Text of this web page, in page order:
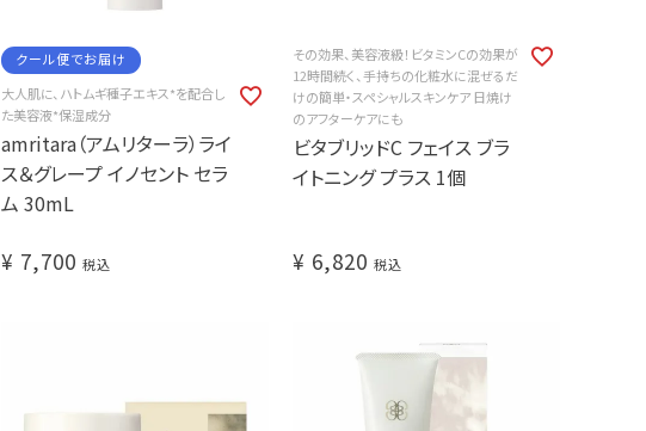
クール便でお届け
大人肌に、ハトムギ種子エキス*を配合し
た美容液*保湿成分
amritara（アムリターラ）ライ
ス＆グレープ イノセント セラ
ム 30mL
¥ 7,700 税込
その効果、美容液級！ビタミンCの効果が
12時間続く、手持ちの化粧水に混ぜるだ
けの簡単・スペシャルスキンケア 日焼け
のアフターケアにも
ビタブリッドC フェイス ブラ
イトニング プラス 1個
¥ 6,820 税込